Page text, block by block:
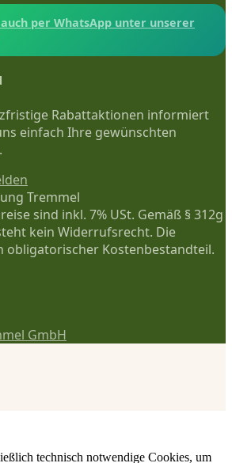
per WhatsApp unter unserer
Rabattaktionen informiert
einfach Ihre gewünschten
Tremmel
sind inkl. 7% USt. Gemäß § 312g
kein Widerrufsrecht. Die
obligatorischer Kostenbestandteil.
GmbH
technisch notwendige Cookies, um